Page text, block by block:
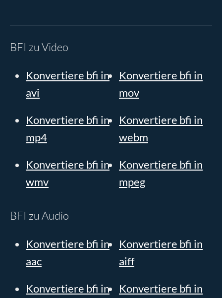
BFI zu Video
Konvertiere bfi in
avi
Konvertiere bfi in
mov
Konvertiere bfi in
mp4
Konvertiere bfi in
webm
Konvertiere bfi in
wmv
Konvertiere bfi in
mpeg
BFI zu Audio
Konvertiere bfi in
aac
Konvertiere bfi in
aiff
Konvertiere bfi in
Konvertiere bfi in